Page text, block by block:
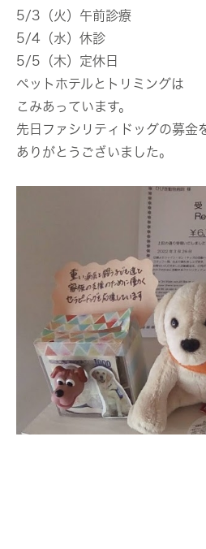
5/3（火）午前診療
5/4（水）休診
5/5（木）定休日
ペットホテルとトリミングは
こみあっています。
先日ファシリティドッグの募金
ありがとうございました。